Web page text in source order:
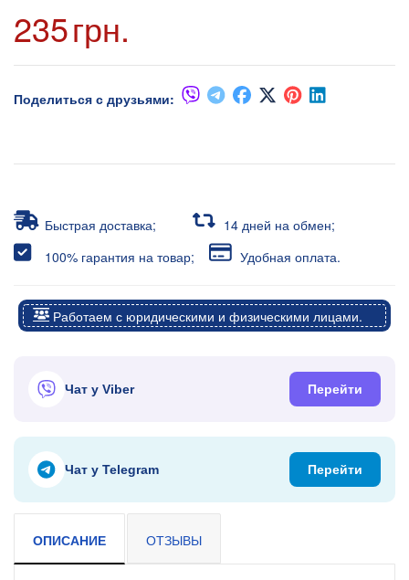
235грн.
Поделиться с друзьями:
Быстрая доставка;
14 дней на обмен;
100% гарантия на товар;
Удобная оплата.
Работаем с юридическими и физическими лицами.
Чат у Viber Перейти
Чат у Telegram Перейти
ОПИСАНИЕ ОТЗЫВЫ